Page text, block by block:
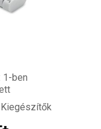
1-ben
Kiegészítők